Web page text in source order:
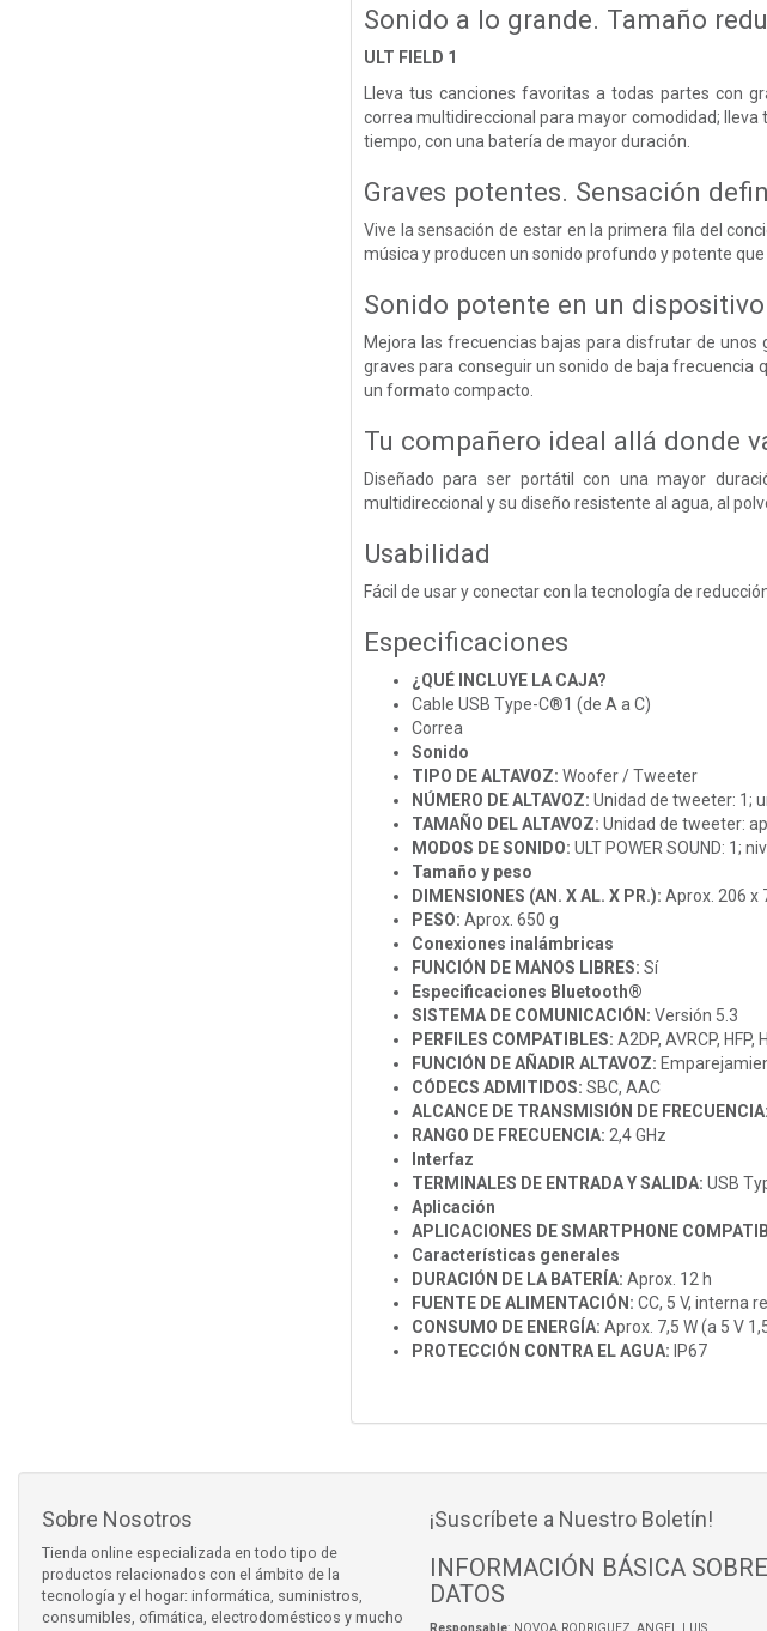
Sonido a lo grande. Tamaño
ULT FIELD 1
Lleva tus canciones favoritas a todas partes con
correa multidireccional para mayor comodidad;
tiempo, con una batería de mayor duración.
Graves potentes. Sensación
Vive la sensación de estar en la primera fila del
música y producen un sonido profundo y potente
Sonido potente en un
Mejora las frecuencias bajas para disfrutar de
graves para conseguir un sonido de baja
un formato compacto.
Tu compañero ideal allá donde
Diseñado para ser portátil con una mayor
multidireccional y su diseño resistente al agua, al
Usabilidad
Fácil de usar y conectar con la tecnología de
Especificaciones
¿QUÉ INCLUYE LA CAJA?
Cable USB Type-C®1 (de A a C)
Correa
Sonido
TIPO DE ALTAVOZ: Woofer / Tweeter
NÚMERO DE ALTAVOZ: Unidad de tweeter: 1;
TAMAÑO DEL ALTAVOZ: Unidad de tweeter:
MODOS DE SONIDO: ULT POWER SOUND: 1;
Tamaño y peso
DIMENSIONES (AN. X AL. X PR.): Aprox. 206 x
PESO: Aprox. 650 g
Conexiones inalámbricas
FUNCIÓN DE MANOS LIBRES: Sí
Especificaciones Bluetooth®
SISTEMA DE COMUNICACIÓN: Versión 5.3
PERFILES COMPATIBLES: A2DP, AVRCP, HFP,
FUNCIÓN DE AÑADIR ALTAVOZ:
CÓDECS ADMITIDOS: SBC, AAC
ALCANCE DE TRANSMISIÓN DE FRECUENCIA:
RANGO DE FRECUENCIA: 2,4 GHz
Interfaz
TERMINALES DE ENTRADA Y SALIDA: USB
Aplicación
APLICACIONES DE SMARTPHONE
Características generales
DURACIÓN DE LA BATERÍA: Aprox. 12 h
FUENTE DE ALIMENTACIÓN: CC, 5 V, interna
CONSUMO DE ENERGÍA: Aprox. 7,5 W (a 5 V
PROTECCIÓN CONTRA EL AGUA: IP67
Sobre Nosotros
Tienda online especializada en todo tipo de
productos relacionados con el ámbito de la
tecnología y el hogar: informática, suministros,
consumibles, ofimática, electrodomésticos y mucho
¡Suscríbete a Nuestro Boletín!
INFORMACIÓN BÁSICA
DATOS